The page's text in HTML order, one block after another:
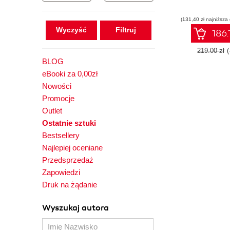
Wyczyść
BLOG
eBooki za 0,00zł
Nowości
Promocje
Outlet
Ostatnie sztuki
Bestsellery
Najlepiej oceniane
Przedsprzedaż
Zapowiedzi
Druk na żądanie
Wyszukaj autora
(131,40 zł
219.00 zł